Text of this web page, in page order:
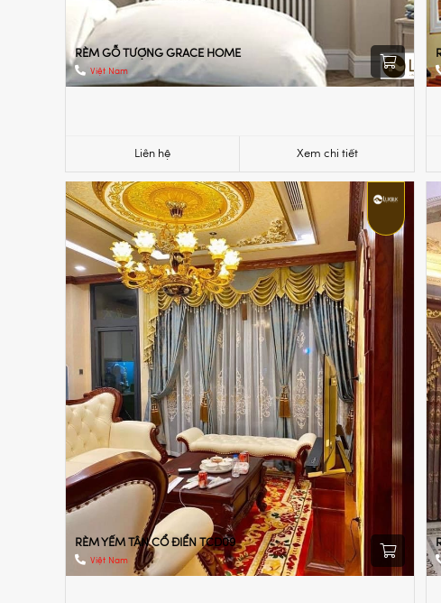
RÈM GỖ TƯỢNG GRACE HOME
Việt Nam
Liên hệ Xem chi tiết
RÈM YẾM TÂN CỔ ĐIỂN TCD09
Việt Nam